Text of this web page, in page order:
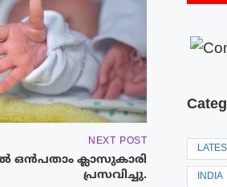
NEXT POST
ഒൻപതാം ക്ലാസുകാരി
പ്രസവിച്ചു.
INDIA